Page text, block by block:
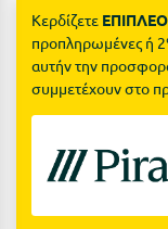
Γρεβενά
Γύθειο
Δελφοί
Διακοπτό
Κερδίζετε
προπληρωμένες ή
αυτήν την
συμμετέχουν στο